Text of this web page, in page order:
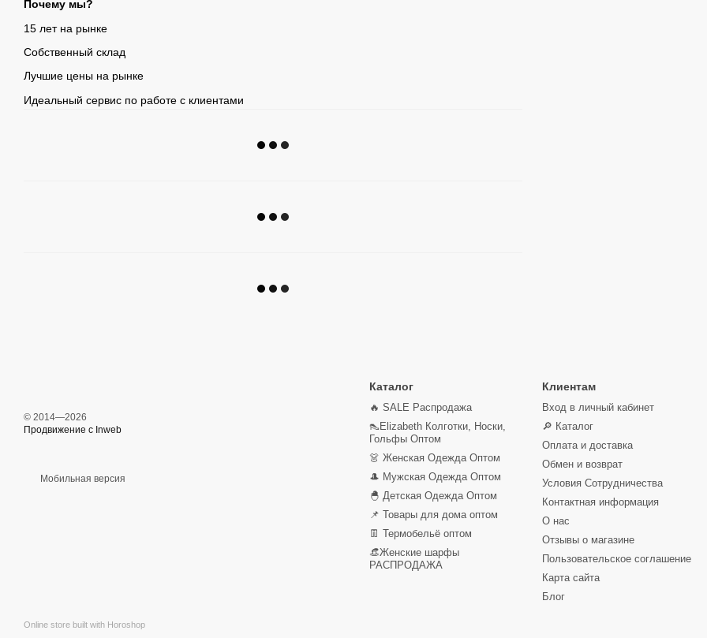
Почему мы?
15 лет на рынке
Собственный склад
Лучшие цены на рынке
Идеальный сервис по работе с клиентами
© 2014—2026
Продвижение с Inweb
Мобильная версия
Online store built with Horoshop
Каталог
🔥 SALE Распродажа
👠Elizabeth Колготки, Носки,
Гольфы Оптом
👗 Женская Одежда Оптом
🎩 Мужская Одежда Оптом
🐣 Детская Одежда Оптом
📌 Товары для дома оптом
👖 Термобельё оптом
👒Женские шарфы
РАСПРОДАЖА
Клиентам
Вход в личный кабинет
🔎 Каталог
Оплата и доставка
Обмен и возврат
Условия Сотрудничества
Контактная информация
О нас
Отзывы о магазине
Пользовательское соглашение
Карта сайта
Блог